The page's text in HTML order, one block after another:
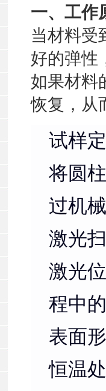
一、工作
当材料受
好的弹性
如果材料
恢复，从
试样
将圆
过机
激光
激光
程中
表面
恒温